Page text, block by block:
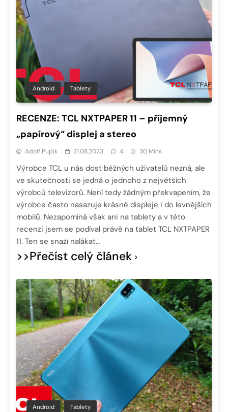
Android Tablety
RECENZE: TCL NXTPAPER 11 – příjemný
„papírový“ displej a stereo
Adolf Pupík 21.08.2023 4 30 Mins
Výrobce TCL u nás dost běžných uživatelů nezná, ale
ve skutečnosti se jedná o jednoho z největších
výrobců televizorů. Není tedy žádným překvapením, že
výrobce často nasazuje krásné displeje i do levnějších
mobilů. Nezapomíná však ani na tablety a v této
recenzi jsem se podíval právě na tablet TCL NXTPAPER
11. Ten se snaží nalákat…
>>Přečíst celý článek
Android Tablety